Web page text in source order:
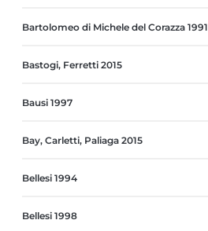
Bartolomeo di Michele del Corazza 1991
Bastogi, Ferretti 2015
Bausi 1997
Bay, Carletti, Paliaga 2015
Bellesi 1994
Bellesi 1998